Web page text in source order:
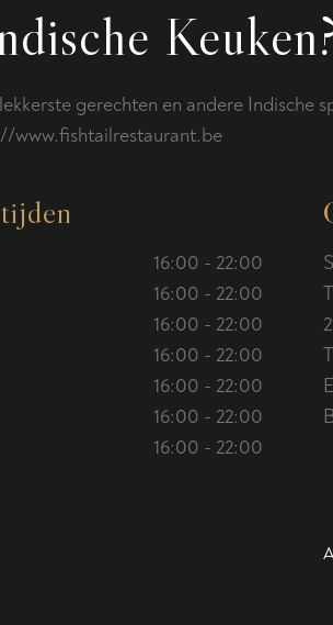
gerechten en andere Indische
www.fishtailrestaurant.be
16:00 - 22:00
16:00 - 22:00
16:00 - 22:00
16:00 - 22:00
16:00 - 22:00
16:00 - 22:00
16:00 - 22:00